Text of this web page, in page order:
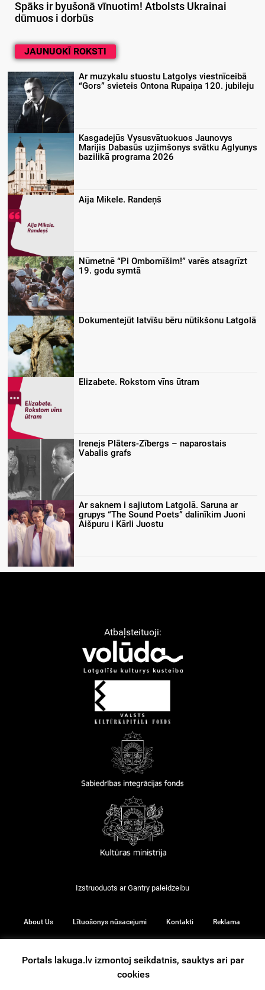
Spāks ir byušonā vīnuotim! Atbolsts Ukrainai
dūmuos i dorbūs
JAUNUOKĪ ROKSTI
Ar muzykalu stuostu Latgolys viestnīceibā
“Gors” svieteis Ontona Rupaiņa 120. jubileju
Kasgadejūs Vysusvātuokuos Jaunovys
Marijis Dabasūs uzjimšonys svātku Aglyunys
bazilikā programa 2026
Aija Mikele. Randeņš
Nūmetnē “Pi Ombomīšim!” varēs atsagrīzt
19. godu symtā
Dokumentejūt latvīšu bēru nūtikšonu Latgolā
Elizabete. Rokstom vīns ūtram
Irenejs Plāters-Zībergs – naparostais
Vabalis grafs
Ar saknem i sajiutom Latgolā. Saruna ar
grupys “The Sound Poets” dalinīkim Juoni
Aišpuru i Kārli Juostu
Atbaļsteituoji:
Izstruoduots arGantry paleidzeibu
About Us Lītuošonys nūsacejumi Kontakti Reklama
© 2026
Portals lakuga.lv izmontoj seikdatnis, sauktys ari par
cookies